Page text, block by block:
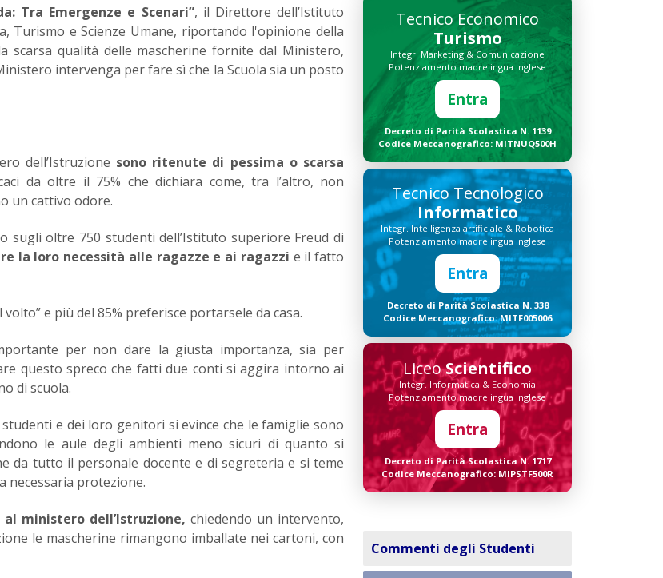
Tra Emergenze e Scenari”, il Direttore dell’Istituto
Turismo e Scienze Umane, riportando l'opinione della
scarsa qualità delle mascherine fornite dal Ministero,
intervenga per fare sì che la Scuola sia un posto
dell’Istruzione sono ritenute di pessima o scarsa
da oltre il 75% che dichiara come, tra l’altro, non
un cattivo odore.
oltre 750 studenti dell’Istituto superiore Freud di
la loro necessità alle ragazze e ai ragazzi e il fatto
e più del 85% preferisce portarsele da casa.
per non dare la giusta importanza, sia per
questo spreco che fatti due conti si aggira intorno ai
di scuola.
e dei loro genitori si evince che le famiglie sono
le aule degli ambienti meno sicuri di quanto si
da tutto il personale docente e di segreteria e si teme
necessaria protezione.
ministero dell’Istruzione, chiedendo un intervento,
le mascherine rimangono imballate nei cartoni, con
Tecnico Economico
Turismo
Integr. Marketing & Comunicazione
Potenziamento madrelingua Inglese
Entra
Decreto di Parità Scolastica N. 1139
Codice Meccanografico: MITNUQ500H
Tecnico Tecnologico
Informatico
Integr. Intelligenza artificiale & Robotica
Potenziamento madrelingua Inglese
Entra
Decreto di Parità Scolastica N. 338
Codice Meccanografico: MITF005006
LiceoScientifico
Integr. Informatica & Economia
Potenziamento madrelingua Inglese
Entra
Decreto di Parità Scolastica N. 1717
Codice Meccanografico: MIPSTF500R
Commenti degli Studenti